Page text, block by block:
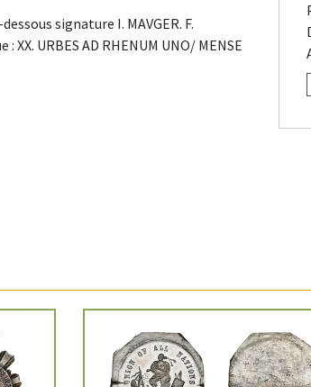
signature I. MAVGER. F.
XX. URBES AD RHENUM UNO/ MENSE